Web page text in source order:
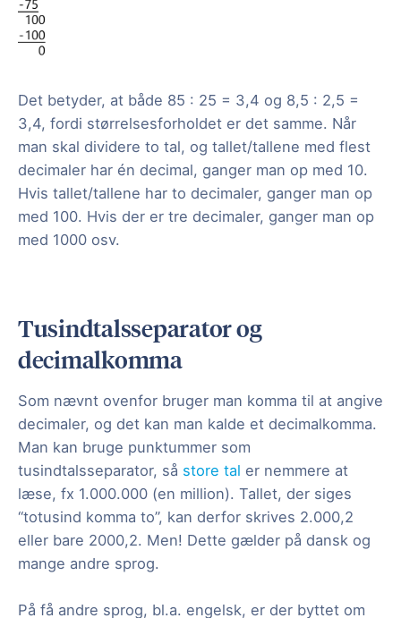
Det betyder, at både 85 : 25 = 3,4 og 8,5 : 2,5 =
3,4, fordi størrelsesforholdet er det samme. Når
man skal dividere to tal, og tallet/tallene med flest
decimaler har én decimal, ganger man op med 10.
Hvis tallet/tallene har to decimaler, ganger man op
med 100. Hvis der er tre decimaler, ganger man op
med 1000 osv.
Tusindtalsseparator og
decimalkomma
Som nævnt ovenfor bruger man komma til at angive
decimaler, og det kan man kalde et decimalkomma.
Man kan bruge punktummer som
tusindtalsseparator, så store tal er nemmere at
læse, fx 1.000.000 (en million). Tallet, der siges
“totusind komma to”, kan derfor skrives 2.000,2
eller bare 2000,2. Men! Dette gælder på dansk og
mange andre sprog.
På få andre sprog, bl.a. engelsk, er der byttet om